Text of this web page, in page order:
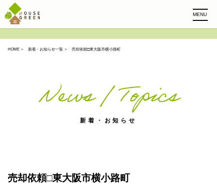
MENU
HOME ＞ 新着・お知らせ一覧 ＞ 売却依頼□東大阪市横小路町
News / Topics
新着・お知らせ
売却依頼□東大阪市横小路町